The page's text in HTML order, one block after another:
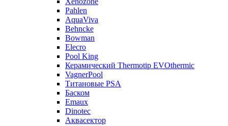
Pahlen
AquaViva
Behncke
Bowman
Elecro
Pool King
Керамический Thermotip EVOthermic
VagnerPool
Титановые PSA
Баском
Emaux
Dinotec
Аквасектор